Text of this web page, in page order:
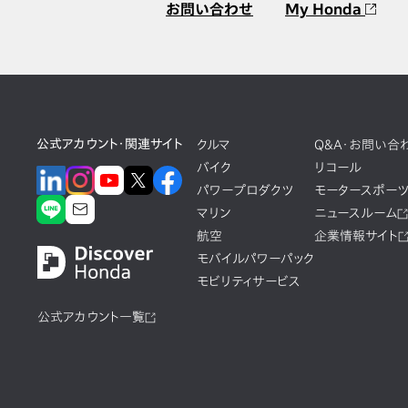
お問い合わせ My Honda
公式アカウント・関連サイト
公式アカウント一覧
クルマ
バイク
パワープロダクツ
マリン
航空
モバイルパワーパック
モビリティサービス
Q&A・お問い合
リコール
モータースポーツ
ニュースルーム
企業情報サイト